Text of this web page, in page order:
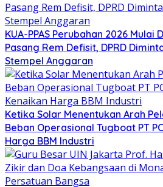
KUA-PPAS Perubahan 2026 Mulai
Pasang Rem Defisit, DPRD
Stempel Anggaran
Ketika Solar Menentukan Arah
Beban Operasional Tugboat PT
Harga BBM Industri